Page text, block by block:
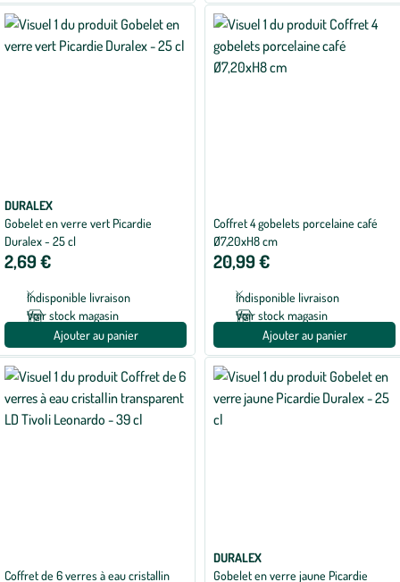
DURALEX
Gobelet en verre vert Picardie
Duralex - 25 cl
2,69 €
Indisponible livraison
Voir stock magasin
Ajouter au panier
Coffret 4 gobelets porcelaine café
Ø7,20xH8 cm
20,99 €
Indisponible livraison
Voir stock magasin
Ajouter au panier
Coffret de 6 verres à eau cristallin
DURALEX
Gobelet en verre jaune Picardie